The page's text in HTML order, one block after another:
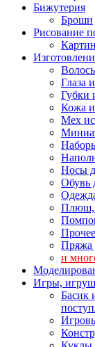
Бижутерия
Броши
Рисование
Глаза
Губки
Кожа
Мех
Носы
Обувь
Плюш,
Пряжа
и
Игры,
Басик